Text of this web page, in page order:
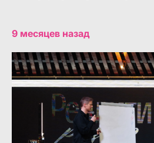
9 месяцев назад